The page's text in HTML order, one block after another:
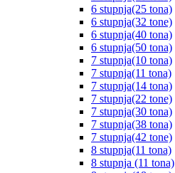
6 stupnja(25 tona)
6 stupnja(32 tone)
6 stupnja(40 tona)
6 stupnja(50 tona)
7 stupnja(10 tona)
7 stupnja(11 tona)
7 stupnja(14 tona)
7 stupnja(22 tone)
7 stupnja(30 tona)
7 stupnja(38 tona)
7 stupnja(42 tone)
8 stupnja(11 tona)
8 stupnja (11 tona)